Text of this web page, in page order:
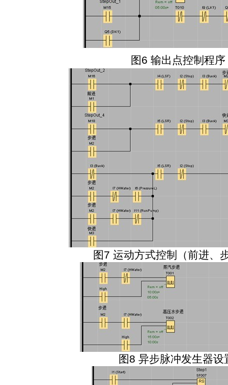
图6 输出点控制程序
图7运动方式控制（前进、
图8 异步脉冲发生器设